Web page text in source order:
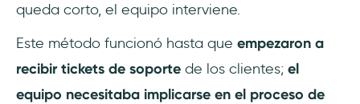
queda corto, el equipo interviene.
Este método funcionó hasta que empezaron a
recibir tickets de soporte de los clientes; el
equipo necesitaba implicarse en el proceso de